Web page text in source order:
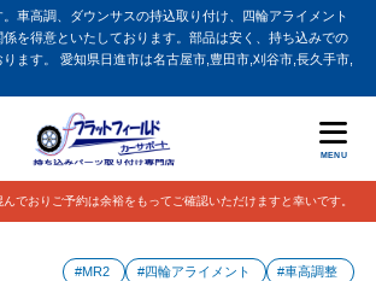
車高調、ダウンサスの持込取り付け、四輪アライメント
を得意といたしております。部品は安く、持ち込みでの
ます。 愛知県日進市は名古屋市,豊田市,刈谷市,長久手市,
MENU
でおりご予約は余裕をもってご確認いただけますと幸いです。
#MR2 #四輪アライメント #車高調整